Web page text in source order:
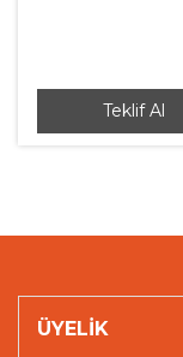
Teklif Al
ÜYELİK